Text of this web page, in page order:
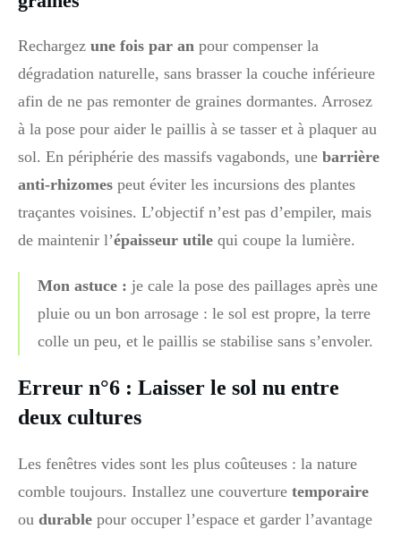
Rechargez une fois par an pour compenser la
dégradation naturelle, sans brasser la couche inférieure
afin de ne pas remonter de graines dormantes. Arrosez
à la pose pour aider le paillis à se tasser et à plaquer au
sol. En périphérie des massifs vagabonds, une barrière
anti-rhizomes peut éviter les incursions des plantes
traçantes voisines. L’objectif n’est pas d’empiler, mais
de maintenir l’épaisseur utile qui coupe la lumière.
Mon astuce : je cale la pose des paillages après une
pluie ou un bon arrosage : le sol est propre, la terre
colle un peu, et le paillis se stabilise sans s’envoler.
Erreur n°6 : Laisser le sol nu entre
deux cultures
Les fenêtres vides sont les plus coûteuses : la nature
comble toujours. Installez une couverture temporaire
ou durable pour occuper l’espace et garder l’avantage